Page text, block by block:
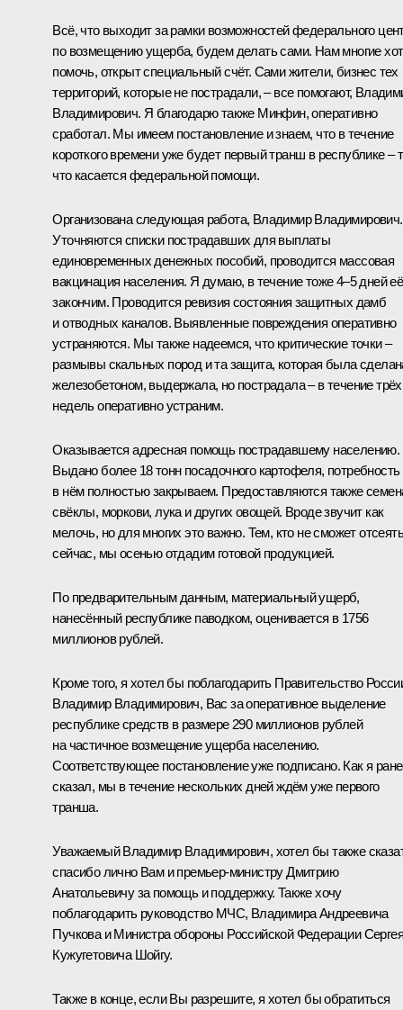
Всё, что выходит за рамки возможностей федерального
по возмещению ущерба, будем делать сами. Нам многие
помочь, открыт специальный счёт. Сами жители, бизнес тех
территорий, которые не пострадали, – все помогают,
Владимирович. Я благодарю также Минфин, оперативно
сработал. Мы имеем постановление и знаем, что в течение
короткого времени уже будет первый транш в республике –
что касается федеральной помощи.
Организована следующая работа, Владимир Владимирович.
Уточняются списки пострадавших для выплаты
единовременных денежных пособий, проводится массовая
вакцинация населения. Я думаю, в течение тоже 4–5 дней её
закончим. Проводится ревизия состояния защитных дамб
и отводных каналов. Выявленные повреждения оперативно
устраняются. Мы также надеемся, что критические точки –
размывы скальных пород и та защита, которая была
железобетоном, выдержала, но пострадала – в течение трёх
недель оперативно устраним.
Оказывается адресная помощь пострадавшему населению.
Выдано более 18 тонн посадочного картофеля, потребность
в нём полностью закрываем. Предоставляются также
свёклы, моркови, лука и других овощей. Вроде звучит как
мелочь, но для многих это важно. Тем, кто не сможет
сейчас, мы осенью отдадим готовой продукцией.
По предварительным данным, материальный ущерб,
нанесённый республике паводком, оценивается в 1756
миллионов рублей.
Кроме того, я хотел бы поблагодарить Правительство
Владимир Владимирович, Вас за оперативное выделение
республике средств в размере 290 миллионов рублей
на частичное возмещение ущерба населению.
Соответствующее постановление уже подписано. Как я
сказал, мы в течение нескольких дней ждём уже первого
транша.
Уважаемый Владимир Владимирович, хотел бы также
спасибо лично Вам и премьер-министру Дмитрию
Анатольевичу за помощь и поддержку. Также хочу
поблагодарить руководство МЧС, Владимира Андреевича
Пучкова и Министра обороны Российской Федерации Сергея
Кужугетовича Шойгу.
Также в конце, если Вы разрешите, я хотел бы обратиться